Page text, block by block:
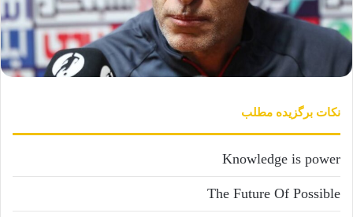
نکات برگزیده مطلب
Knowledge is power
The Future Of Possible